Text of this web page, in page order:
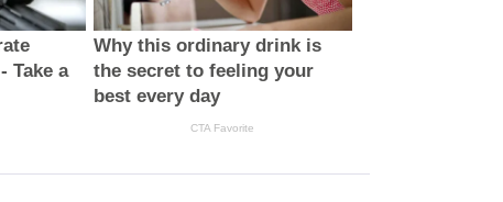
Take a
Why this ordinary drink is
the secret to feeling your
best every day
CTA Favorite